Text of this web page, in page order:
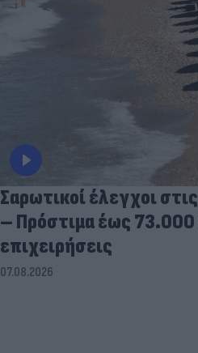
Σαρωτικοί έλεγχοι
– Πρόστιμα έως
επιχειρήσεις
07.08.2026